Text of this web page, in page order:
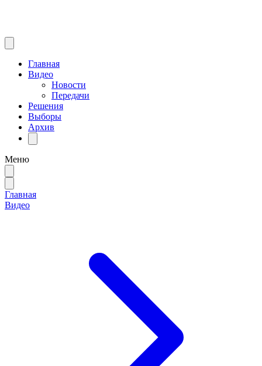
Главная
Видео
Новости
Передачи
Решения
Выборы
Архив
Меню
Главная
Видео